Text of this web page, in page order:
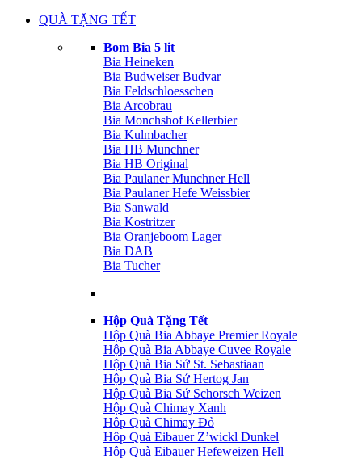
QUÀ TẶNG TẾT
Bom Bia 5 lit
Bia Heineken
Bia Budweiser Budvar
Bia Feldschloesschen
Bia Arcobrau
Bia Monchshof Kellerbier
Bia Kulmbacher
Bia HB Munchner
Bia HB Original
Bia Paulaner Munchner Hell
Bia Paulaner Hefe Weissbier
Bia Sanwald
Bia Kostritzer
Bia Oranjeboom Lager
Bia DAB
Bia Tucher
Hộp Quà Tặng Tết
Hộp Quà Bia Abbaye Premier Royale
Hộp Quà Bia Abbaye Cuvee Royale
Hộp Quà Bia Sứ St. Sebastiaan
Hộp Quà Bia Sứ Hertog Jan
Hộp Quà Bia Sứ Schorsch Weizen
Hộp Quà Chimay Xanh
Hôp Quà Chimay Đỏ
Hôp Quà Eibauer Z’wickl Dunkel
Hôp Quà Eibauer Hefeweizen Hell